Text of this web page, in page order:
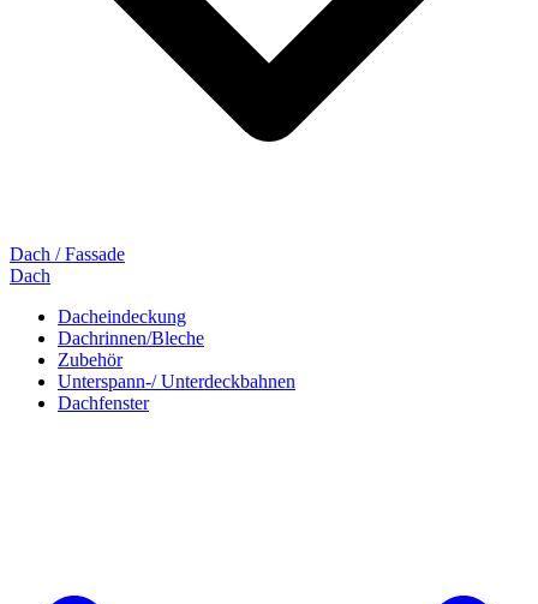
Dach / Fassade
Dach
Dacheindeckung
Dachrinnen/Bleche
Zubehör
Unterspann-/ Unterdeckbahnen
Dachfenster